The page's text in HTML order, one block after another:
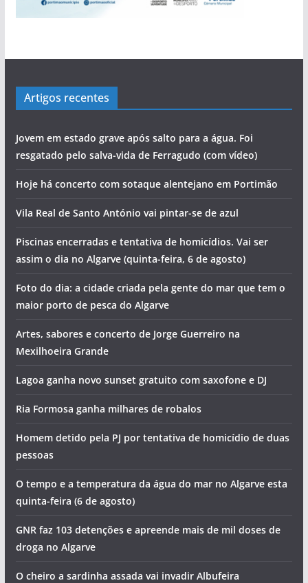
Artigos recentes
Jovem em estado grave após salto para a água. Foi
resgatado pelo salva-vida de Ferragudo (com vídeo)
Hoje há concerto com sotaque alentejano em Portimão
Vila Real de Santo António vai pintar-se de azul
Piscinas encerradas e tentativa de homicídios. Vai ser
assim o dia no Algarve (quinta-feira, 6 de agosto)
Foto do dia: a cidade criada pela gente do mar que tem o
maior porto de pesca do Algarve
Artes, sabores e concerto de Jorge Guerreiro na
Mexilhoeira Grande
Lagoa ganha novo sunset gratuito com saxofone e DJ
Ria Formosa ganha milhares de robalos
Homem detido pela PJ por tentativa de homicídio de duas
pessoas
O tempo e a temperatura da água do mar no Algarve esta
quinta-feira (6 de agosto)
GNR faz 103 detenções e apreende mais de mil doses de
droga no Algarve
O cheiro a sardinha assada vai invadir Albufeira